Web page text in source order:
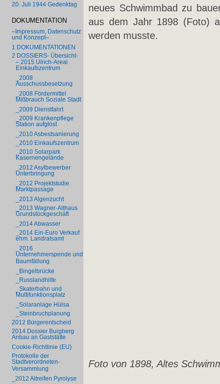
20. Juli 1944 Gedenktag
DOKUMENTATION
–Impressum, Datenschutz
und Konzept–
1 DOKUMENTATIONEN
2 DOSSIERS- Übersicht-
– 2015 Ulrich-Areal
Einkaufszentrum
_2008
Ausschussbesetzung
_2008 Fördermittel
Mißbrauch Soziale Stadt
_2009 Dienstfahrt
_2009 Krankenpflege
Station aufglöst
_2010 Asbestsanierung
_2010 Einkaufszentrum
_2010 Solarpark
Kasernengelände
_2012 Asylbewerber
Unterbringung
_2012 Projektstudie
Marktpassage
_2013 Algenzucht
_2013 Wagner-Althaus
Grundstückgeschäft
_2014 Abwasser
_2014 Ein-Euro Verkauf
ehm. Landratsamt
_2016
Unternehmerspende und
Baumfällung
_Bingelbrücke
_Russlandhilfe
_Skaterbahn und
Multifunktionsplatz
_Solaranlage Hülsa
_Steinbruchplanung
2012 Bürgerentscheid
2014 Dossier Burgberg
Anbau an Gaststätte
Cookie-Richtlinie (EU)
Protokolle der
Stadtverordneten-
Versammlung
_2012 Altreifen Pyrolyse
neues Schwimmbad zu
aus dem Jahr 1898 (Foto)
werden musste.
Foto von 1898, Altes